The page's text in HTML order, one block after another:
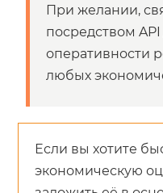
При желании,
посредством
оперативности
любых
Если вы хотите
экономическую